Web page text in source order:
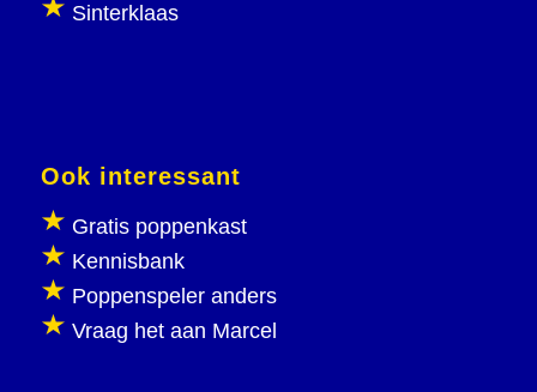
Sinterklaas
Ook interessant
Gratis poppenkast
Kennisbank
Poppenspeler anders
Vraag het aan Marcel